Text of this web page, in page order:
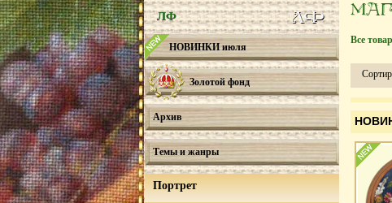
ЛФ
НОВИНКИ июля
Золотой фонд
Архив
Темы и жанры
Портрет
Все